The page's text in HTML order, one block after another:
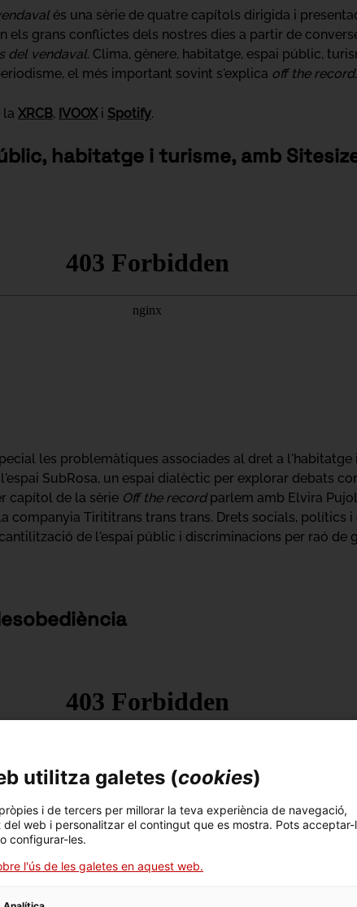
és una sèrie de quatre capítols dirigida i
els grans conflictes dels nostres dies a partir de
del vendaval. Clima, gènere, habitatge, espai públic,
el més important sovint s'explica off the record.
la XRCB, IVOOXi Spotify.
habitatge i turisme, amb
les problemàtiques associades al dret a
SubRosa, un espai dialèctic per explorar debats
capítol de la sèrie Off the recordparlem amb Elvira
companyia Tirititrans trans trans. Drets socials, polítics
de l'espai públic i discriminacions per raó de
i les seves servituds, l'obsolescència programada o la
utilitza galetes (cookies)
i de tercers per millorar la teva experiència de navegació,
web i personalitzar el contingut que es mostra. Pots acceptar-
configurar-les.
l'ús de les galetes en aquest web.